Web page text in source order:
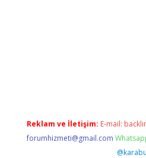
Reklam ve İletişim: E-mail:
forumhizmeti@gmail.com